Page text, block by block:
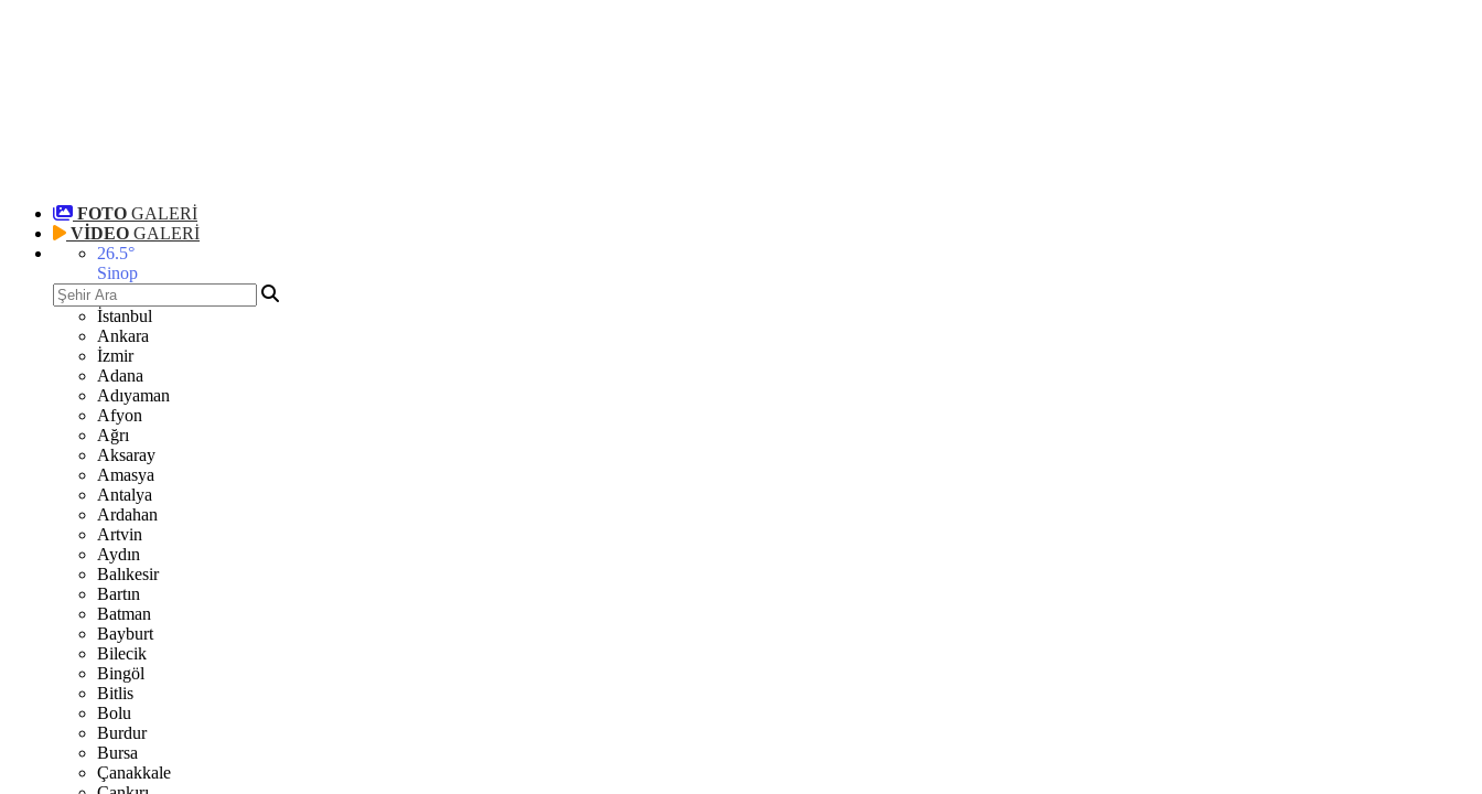
FOTO GALERİ
VİDEO GALERİ
26.5°
Sinop
İstanbul
Ankara
İzmir
Adana
Adıyaman
Afyon
Ağrı
Aksaray
Amasya
Antalya
Ardahan
Artvin
Aydın
Balıkesir
Bartın
Batman
Bayburt
Bilecik
Bingöl
Bitlis
Bolu
Burdur
Bursa
Çanakkale